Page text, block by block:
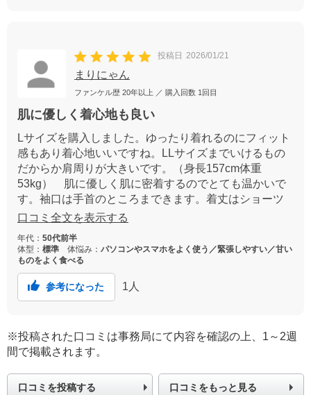
投稿日 2026/01/21
まりにゃん
ファンケル歴 20年以上 ／ 購入回数 1回目
肌に優しく着心地も良い
Lサイズを購入しました。ゆったり着れるのにフィット
感もあり着心地いいですね。LLサイズまでいけるもの
だからか肩周りが大きいです。（身長157cm体重
53kg） 肌に優しく肌に密着するのでとても温かいで
す。袖口は手首のところまできます。着丈はショーツ
がかくれるくらいの長さがありちょうどいいです。セ
りましたのでリピですぐにもう1枚注文しました。
口コミ全文を表示する
年代： 50代前半
体型： 標準 体悩み： パソコンやスマホをよく使う／緊張しやすい／甘い
ものをよく食べる
参考になった 1 人
※投稿された口コミは事務局にて内容を確認の上、1～2週
間で掲載されます。
口コミを投稿する 口コミをもっと見る